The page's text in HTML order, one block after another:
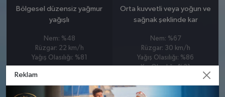
Bölgesel düzensiz yağmur
yağışlı
Nem: %48
Rüzgar: 22 km/h
Yağış Olasılığı: %81
Orta kuvvetli veya yoğun ve
sağnak şeklinde kar
Nem: %67
Rüzgar: 30 km/h
Yağış Olasılığı: %86
Kar Olasılığı: %21
Reklam